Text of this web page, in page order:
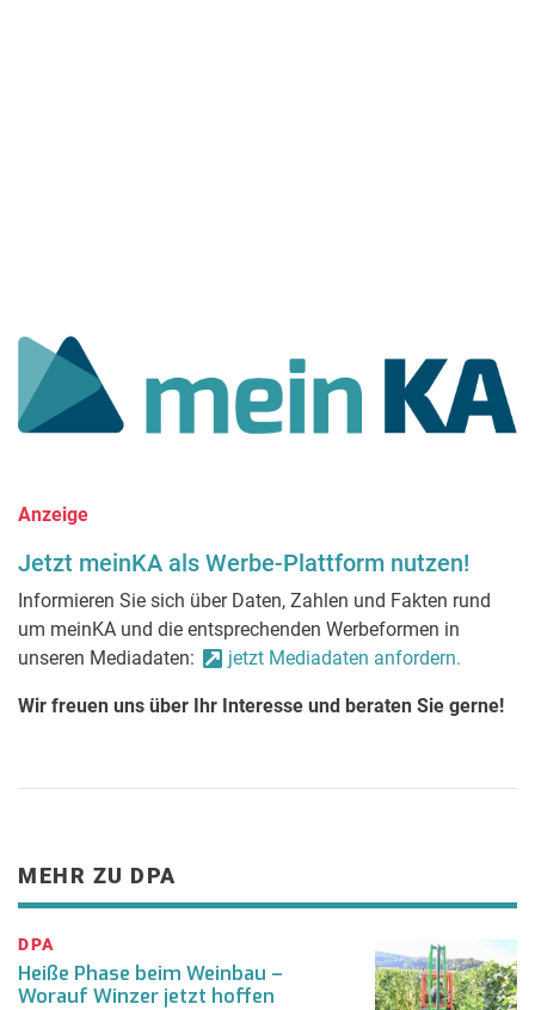
Anzeige
Jetzt meinKA als Werbe-Plattform nutzen!
Informieren Sie sich über Daten, Zahlen und Fakten rund
um meinKA und die entsprechenden Werbeformen in
unseren Mediadaten:
jetzt Mediadaten anfordern.
Wir freuen uns über Ihr Interesse und beraten Sie gerne!
MEHR ZU DPA
DPA
Heiße Phase beim Weinbau –
Worauf Winzer jetzt hoffen